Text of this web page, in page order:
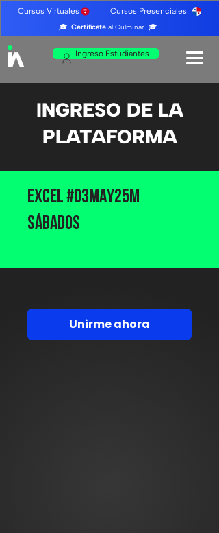
Cursos Virtuales Cursos Presenciales
🎓 Certifícate al Culminar 🎓
Ingreso Estudiantes
INGRESO DE LA
PLATAFORMA
Excel #03MAY25M
Sábados
Unirme ahora